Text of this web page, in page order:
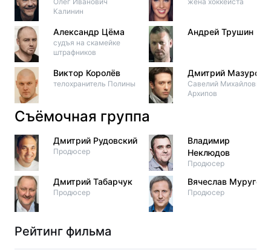
Калинин
Александр Цёма
судъя на скамейке
штрафников
Виктор Королёв
телохранитель Полины
Андрей Трушин
Дмитрий Мазуров
Савелий Михайлович
Архипов
Съёмочная группа
Дмитрий Рудовский
Продюсер
Дмитрий Табарчук
Продюсер
Владимир
Неклюдов
Продюсер
Вячеслав Муругов
Продюсер
Рейтинг фильма